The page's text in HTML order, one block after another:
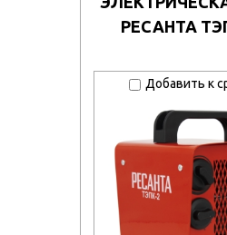
РЕСАНТА
Добавить к